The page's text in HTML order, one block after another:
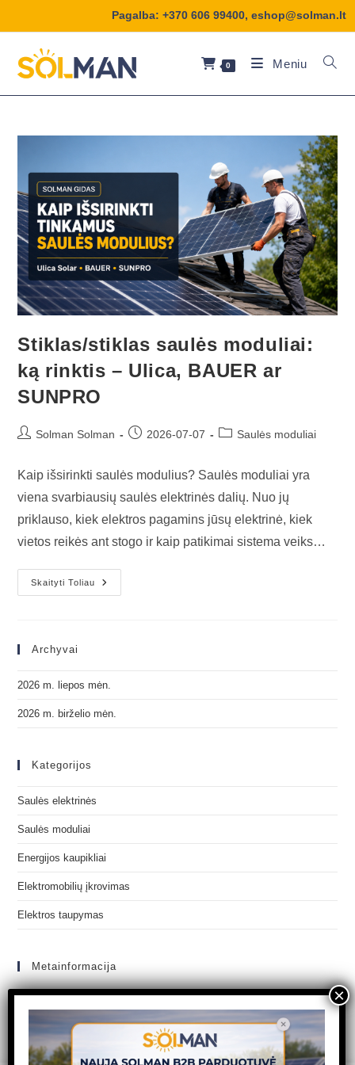
Pagalba: +370 606 99400, eshop@solman.lt
0 Meniu
Stiklas/stiklas saulės moduliai:
ką rinktis – Ulica, BAUER ar
SUNPRO
Solman Solman 2026-07-07 Saulės moduliai
Kaip išsirinkti saulės modulius? Saulės moduliai yra
viena svarbiausių saulės elektrinės dalių. Nuo jų
priklauso, kiek elektros pagamins jūsų elektrinė, kiek
vietos reikės ant stogo ir kaip patikimai sistema veiks…
Skaityti Toliau
Archyvai
2026 m. liepos mėn.
2026 m. birželio mėn.
Kategorijos
Saulės elektrinės
Saulės moduliai
Energijos kaupikliai
Elektromobilių įkrovimas
Elektros taupymas
Metainformacija
Prisijungti
Įrašų RSS srautas
Komentarų RSS srautas
WordPress.org